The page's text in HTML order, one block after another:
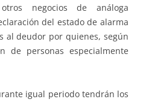
negocios de análoga
del estado de alarma
al deudor por quienes, según
de personas especialmente
igual periodo tendrán los